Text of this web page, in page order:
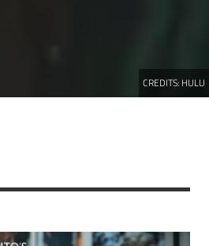
CREDITS: HULU